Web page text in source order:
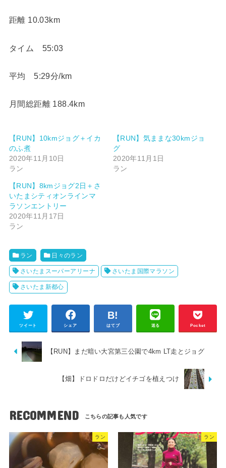
距離 10.03km
タイム 55:03
平均 5:29分/km
月間総距離 188.4km
【RUN】10kmジョグ＋イカ
のふ煮
2020年11月10日
ラン
【RUN】気ままな30kmジョ
グ
2020年11月1日
ラン
【RUN】8kmジョグ2日＋さ
いたまシティオンラインマ
ラソンエントリー
2020年11月17日
ラン
ラン 日々のラン
さいたまスーパーアリーナ さいたま国際マラソン
さいたま新都心
ツイート シェア はてブ 送る Pocket
【RUN】まだ暗い大宮第三公園で4km LT走とジョグ
【畑】ドロドロだけどイチゴを植えつけ
RECOMMEND
ラン ラン